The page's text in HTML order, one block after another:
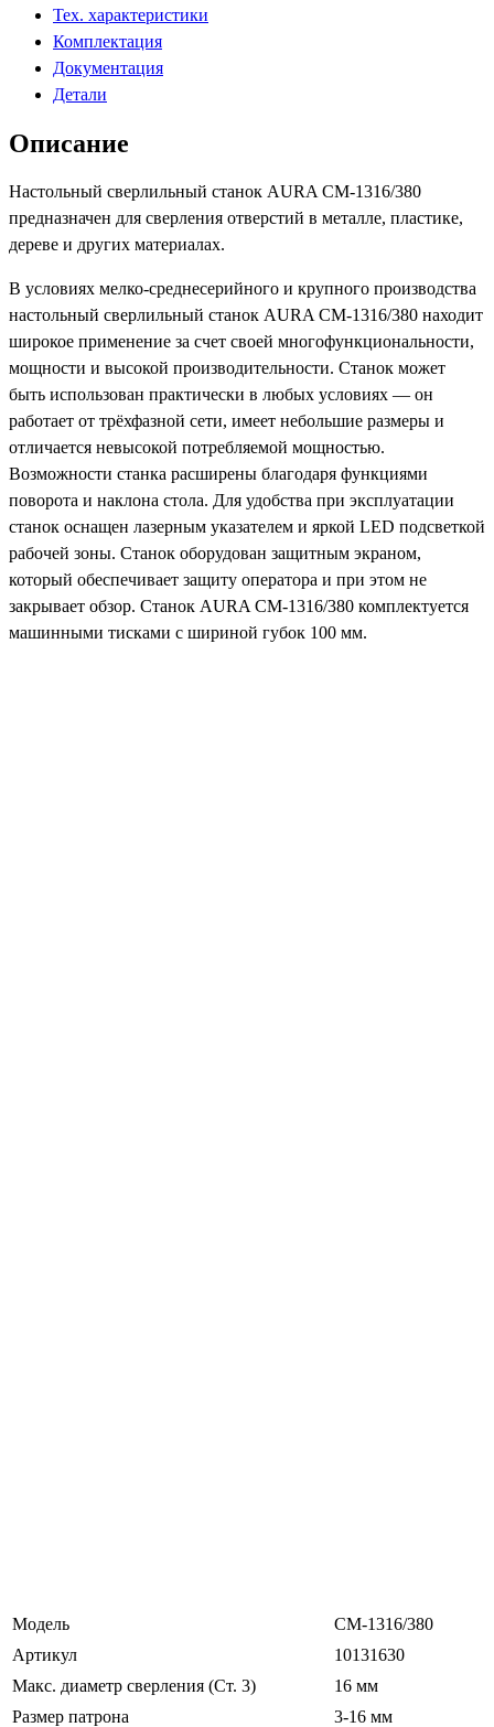
Тех. характеристики
Комплектация
Документация
Детали
Описание
Настольный сверлильный станок AURA CM-1316/380
предназначен для сверления отверстий в металле, пластике,
дереве и других материалах.
В условиях мелко-среднесерийного и крупного производства
настольный сверлильный станок AURA CM-1316/380 находит
широкое применение за счет своей многофункциональности,
мощности и высокой производительности. Станок может
быть использован практически в любых условиях — он
работает от трёхфазной сети, имеет небольшие размеры и
отличается невысокой потребляемой мощностью.
Возможности станка расширены благодаря функциями
поворота и наклона стола. Для удобства при эксплуатации
станок оснащен лазерным указателем и яркой LED подсветкой
рабочей зоны. Станок оборудован защитным экраном,
который обеспечивает защиту оператора и при этом не
закрывает обзор. Станок AURA CM-1316/380 комплектуется
машинными тисками с шириной губок 100 мм.
Модель
CM-1316/380
Артикул
10131630
Макс. диаметр сверления (Ст. 3)
16 мм
Размер патрона
3-16 мм